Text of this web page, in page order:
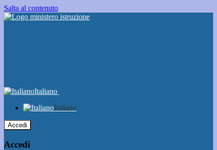
Salta al contenuto
Italiano
Italiano
Accedi
Accedi